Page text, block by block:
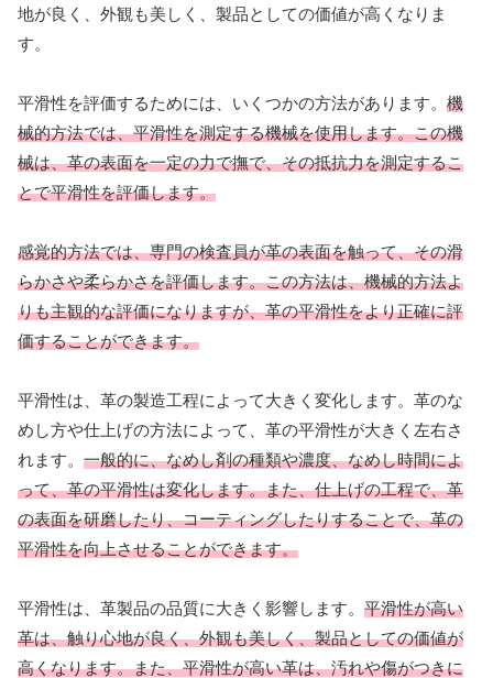
地が良く、外観も美しく、製品としての価値が高くなりま
す。
平滑性を評価するためには、いくつかの方法があります。 機
械的方法では、平滑性を測定する機械を使用します。この機
械は、革の表面を一定の力で撫で、その抵抗力を測定するこ
とで平滑性を評価します。
感覚的方法では、専門の検査員が革の表面を触って、その滑
らかさや柔らかさを評価します。この方法は、機械的方法よ
りも主観的な評価になりますが、革の平滑性をより正確に評
価することができます。
平滑性は、革の製造工程によって大きく変化します。革のな
めし方や仕上げの方法によって、革の平滑性が大きく左右さ
れます。 一般的に、なめし剤の種類や濃度、なめし時間によ
って、革の平滑性は変化します。また、仕上げの工程で、革
の表面を研磨したり、コーティングしたりすることで、革の
平滑性を向上させることができます。
平滑性は、革製品の品質に大きく影響します。 平滑性が高い
革は、触り心地が良く、外観も美しく、製品としての価値が
高くなります。また、平滑性が高い革は、汚れや傷がつきに